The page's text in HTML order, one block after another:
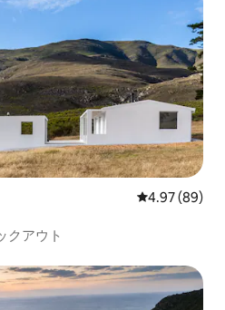
。
レビュー89
4.97 (89)
クアウト
。